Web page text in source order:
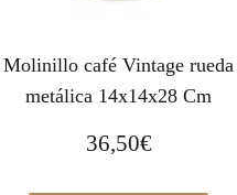
Molinillo café Vintage rueda
metálica 14x14x28 Cm
36,50€